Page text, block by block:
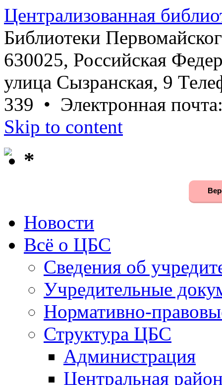
Централизованная
Библиотеки
630025, Российская
улица Сызранская, 9
339 • Электронная
Skip to content
*
Новости
Всё о ЦБС
Сведения об
Учредительные
Нормативно-
Структура ЦБС
Администрация
Центральная